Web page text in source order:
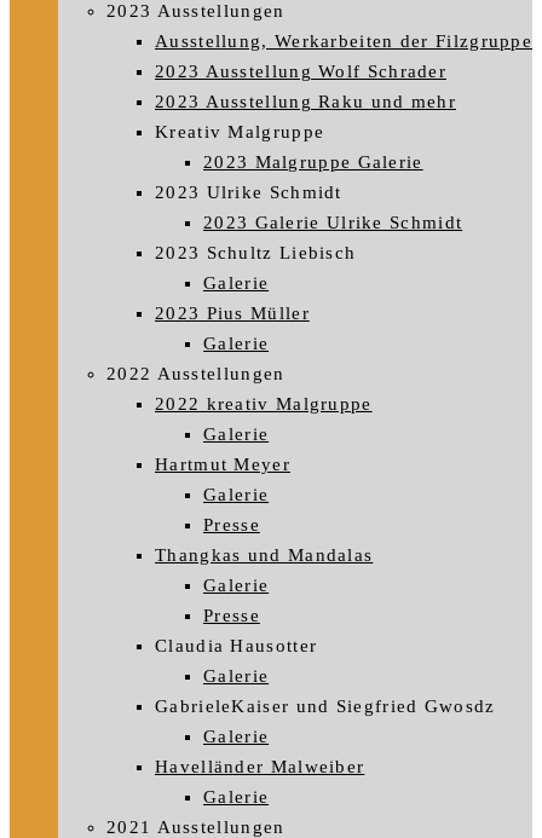
2023 Ausstellungen
Ausstellung, Werkarbeiten der Filzgruppe
2023 Ausstellung Wolf Schrader
2023 Ausstellung Raku und mehr
Kreativ Malgruppe
2023 Malgruppe Galerie
2023 Ulrike Schmidt
2023 Galerie Ulrike Schmidt
2023 Schultz Liebisch
Galerie
2023 Pius Müller
Galerie
2022 Ausstellungen
2022 kreativ Malgruppe
Galerie
Hartmut Meyer
Galerie
Presse
Thangkas und Mandalas
Galerie
Presse
Claudia Hausotter
Galerie
GabrieleKaiser und Siegfried Gwosdz
Galerie
Havelländer Malweiber
Galerie
2021 Ausstellungen